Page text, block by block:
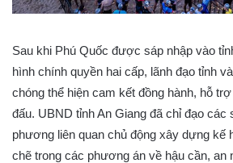
Sau khi Phú Quốc được sáp nhập vào
hình chính quyền hai cấp, lãnh đạo tỉnh
chóng thể hiện cam kết đồng hành, hỗ
đấu. UBND tỉnh An Giang đã chỉ đạo các
phương liên quan chủ động xây dựng kế
chẽ trong các phương án về hậu cần, an